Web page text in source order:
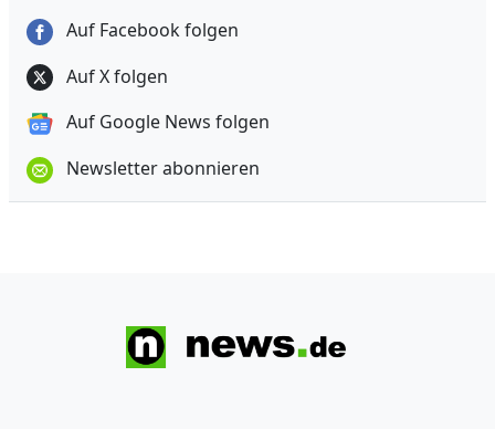
Auf Facebook folgen
Auf X folgen
Auf Google News folgen
Newsletter abonnieren